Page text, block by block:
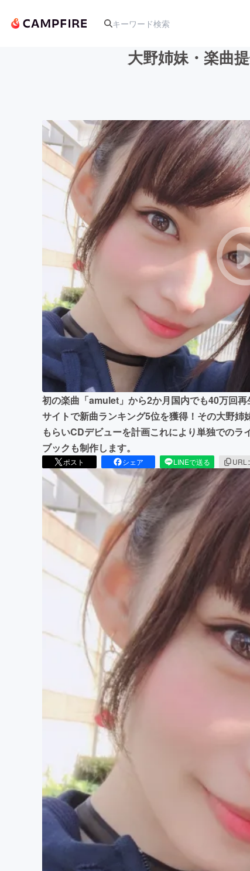
アート・写真
テクノロジー・ガジェット
映像・映画
ビジネス・起業
まちづくり・地域活性化
大野姉妹・楽曲
初の楽曲「amulet」から2か月国内でも40万回
サイトで新曲ランキング5位を獲得！その大野
もらいCDデビューを計画これにより単独での
ブックも制作します。
ポスト シェア LINEで送る URL